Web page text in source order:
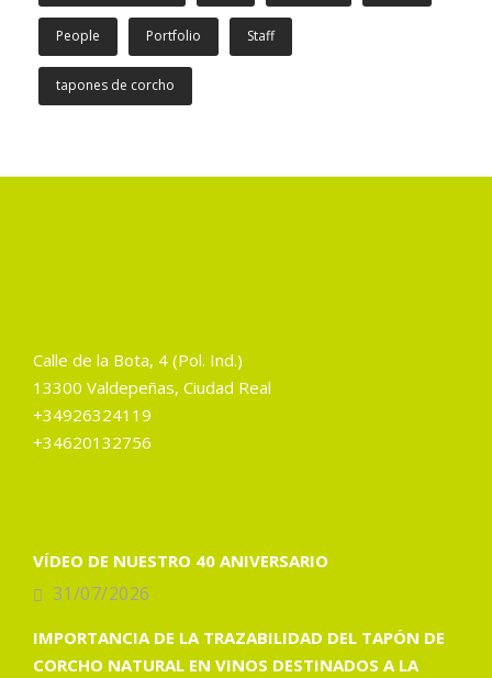
People Portfolio Staff
tapones de corcho
Calle de la Bota, 4 (Pol. Ind.)
13300 Valdepeñas, Ciudad Real
+34926324119
+34620132756
VÍDEO DE NUESTRO 40 ANIVERSARIO
31/07/2026
IMPORTANCIA DE LA TRAZABILIDAD DEL TAPÓN DE
CORCHO NATURAL EN VINOS DESTINADOS A LA